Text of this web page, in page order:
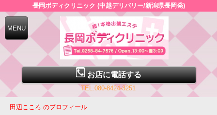
長岡ボディクリニック (中越デリバリー/新潟県長岡発)
お店に電話する
TEL.080-8424-3251
田辺こころ のプロフィール